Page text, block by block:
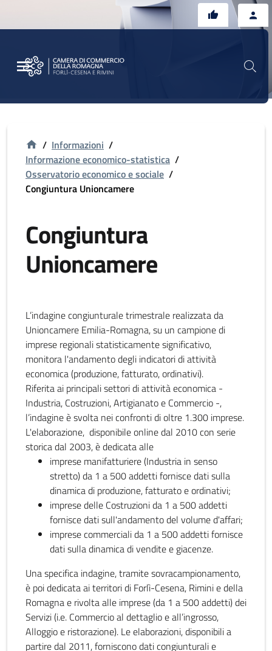
/ Informazioni /
Informazione economico-statistica /
Osservatorio economico e sociale /
Congiuntura Unioncamere
Congiuntura
Unioncamere
L’indagine congiunturale trimestrale realizzata da
Unioncamere Emilia-Romagna, su un campione di
imprese regionali statisticamente significativo,
monitora l'andamento degli indicatori di attività
economica (produzione, fatturato, ordinativi).
Riferita ai principali settori di attività economica -
Industria, Costruzioni, Artigianato e Commercio -,
l’indagine è svolta nei confronti di oltre 1.300 imprese.
L'elaborazione, disponibile online dal 2010 con serie
storica dal 2003, è dedicata alle
imprese manifatturiere (Industria in senso
stretto) da 1 a 500 addetti fornisce dati sulla
dinamica di produzione, fatturato e ordinativi;
imprese delle Costruzioni da 1 a 500 addetti
fornisce dati sull'andamento del volume d'affari;
imprese commerciali da 1 a 500 addetti fornisce
dati sulla dinamica di vendite e giacenze.
Una specifica indagine, tramite sovracampionamento,
è poi dedicata ai territori di Forlì-Cesena, Rimini e della
Romagna e rivolta alle imprese (da 1 a 500 addetti) dei
Servizi (i.e. Commercio al dettaglio e all’ingrosso,
Alloggio e ristorazione). Le elaborazioni, disponibili a
partire dal 2011, forniscono dati congiunturali e